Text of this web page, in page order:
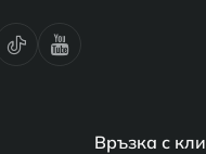
Връзка с